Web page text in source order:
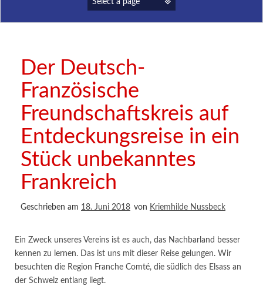
Der Deutsch-
Französische
Freundschaftskreis auf
Entdeckungsreise in ein
Stück unbekanntes
Frankreich
Geschrieben am 18. Juni 2018 von Kriemhilde Nussbeck
Ein Zweck unseres Vereins ist es auch, das Nachbarland besser
kennen zu lernen. Das ist uns mit dieser Reise gelungen. Wir
besuchten die Region Franche Comté, die südlich des Elsass an
der Schweiz entlang liegt.